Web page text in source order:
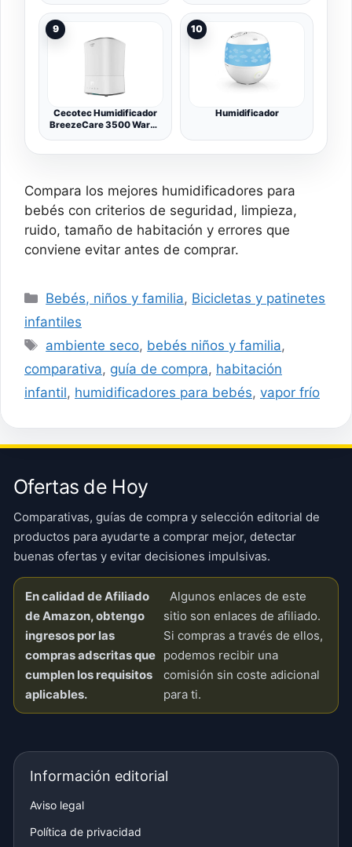
modo nocturno
silencioso, depósito de
2 L, ideal para
habitaciones hasta 20 m²,
color blanco
9
Cecotec Humidificador
BreezeCare 3500 Warm.
Autonomía hasta 22h, 3
Velocidades,
Temporizador
10
Humidificador
Compara los mejores humidificadores para
bebés con criterios de seguridad, limpieza,
ruido, tamaño de habitación y errores que
conviene evitar antes de comprar.
Categorías
Bebés, niños y familia, Bicicletas y patinetes
infantiles
Etiquetas
ambiente seco, bebés niños y familia,
comparativa, guía de compra, habitación
infantil, humidificadores para bebés, vapor frío
Ofertas de Hoy
Comparativas, guías de compra y selección editorial de
productos para ayudarte a comprar mejor, detectar
buenas ofertas y evitar decisiones impulsivas.
En calidad de Afiliado
de Amazon, obtengo
ingresos por las
compras adscritas que
cumplen los requisitos
aplicables.
Algunos enlaces de este
sitio son enlaces de afiliado.
Si compras a través de ellos,
podemos recibir una
comisión sin coste adicional
para ti.
Información editorial
Aviso legal
Política de privacidad